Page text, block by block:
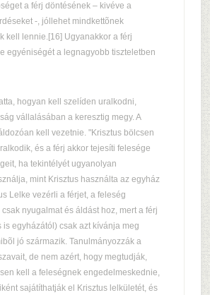
a férj döntésének – kivéve a
-, jóllehet mindkettõnek
kell lennie.[16] Ugyanakkor a férj
egyéniségét a legnagyobb tiszteletben
hogyan kell szelíden uralkodni,
vállalásában a keresztig megy. A
kell vezetnie. "Krisztus bölcsen
és a férj akkor tejesíti felesége
ha tekintélyét ugyanolyan
mint Krisztus használta az egyház
Lelke vezérli a férjet, a feleség
nyugalmat és áldást hoz, mert a férj
is egyházától) csak azt kívánja meg
jó származik. Tanulmányozzák a
de nem azért, hogy megtudják,
kell a feleségnek engedelmeskednie,
sajátíthatják el Krisztus lelkületét, és